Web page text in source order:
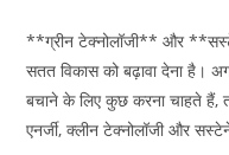
**ग्रीन टेक्नोलॉजी** और
सतत विकास को बढ़ावा देना है।
बचाने के लिए कुछ करना चाहते हैं,
एनर्जी, क्लीन टेक्नोलॉजी और